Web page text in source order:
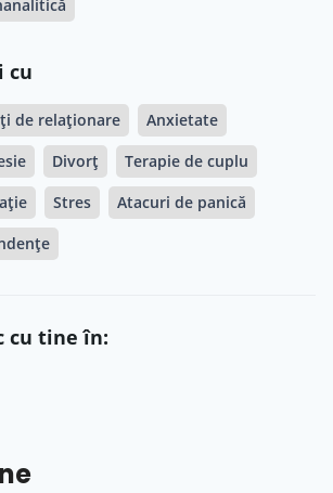
cu
de relaționare
Anxietate
Divorț
Terapie de cuplu
Stres
Atacuri de panică
cu tine în: